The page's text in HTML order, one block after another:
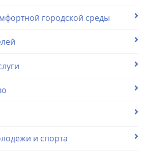
городской среды
и спорта